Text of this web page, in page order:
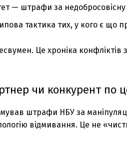
— штрафи за
тактика тих, у кого є що
Це хроніка
чи конкурент по
штрафи НБУ за
відмивання. Це не